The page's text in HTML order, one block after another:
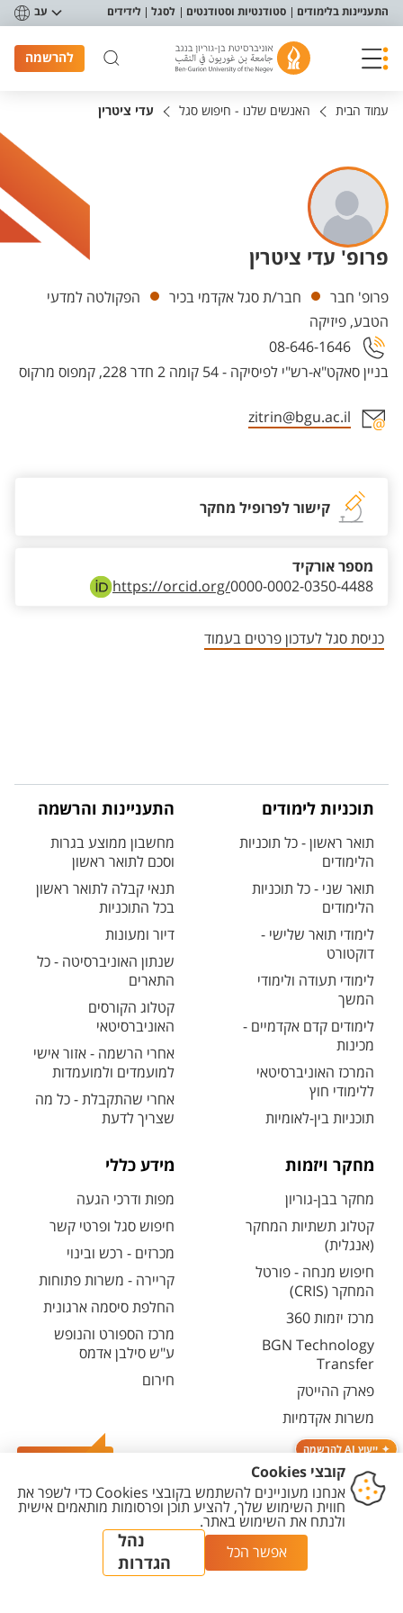
תפריט נגישות
התעניינות בלימודים סטודנטיות וסטודנטים לסגל לידידים עב
להרשמה
ייעוץ AI להרשמה
עמוד הבית האנשים שלנו - חיפוש סגל עדי ציטרין
פרופ' עדי ציטרין
יחידות
פרופ' חבר חבר/ת סגל אקדמי בכיר
הפקולטה למדעי
הטבע, פיזיקה
בניין סאקט"א-רש"י לפיסיקה - 54 קומה 2 חדר 228, קמפוס מרקוס
08-646-1646
zitrin@bgu.ac.il
קישור לפרופיל מחקר
https://orcid.org/0000-0002-0350-4488
מספר אורקיד
כניסת סגל לעדכון פרטים בעמוד
תוכניות לימודים
תואר ראשון - כל תוכניות
הלימודים
תואר שני - כל תוכניות
הלימודים
לימודי תואר שלישי -
דוקטורט
לימודי תעודה ולימודי
המשך
לימודים קדם אקדמיים -
מכינות
המרכז האוניברסיטאי
ללימודי חוץ
תוכניות בין-לאומיות
התעניינות והרשמה
מחשבון ממוצע בגרות
וסכם לתואר ראשון
תנאי קבלה לתואר ראשון
בכל התוכניות
דיור ומעונות
שנתון האוניברסיטה - כל
התארים
קטלוג הקורסים
האוניברסיטאי
אחרי הרשמה - אזור אישי
למועמדים ולמועמדות
אחרי שהתקבלת - כל מה
שצריך לדעת
מחקר ויזמות
מחקר בבן-גוריון
קטלוג תשתיות המחקר
(אנגלית)
חיפוש מנחה - פורטל
המחקר (CRIS)
מרכז יזמות 360
BGN Technology
Transfer
פארק ההייטק
משרות אקדמיות
מידע כללי
מפות ודרכי הגעה
חיפוש סגל ופרטי קשר
מכרזים - רכש ובינוי
קריירה - משרות פתוחות
החלפת סיסמה ארגונית
מרכז הספורט והנופש
ע"ש סילבן אדמס
חירום
נגישות
מדיניות
מדיניות עריכת
תוכן